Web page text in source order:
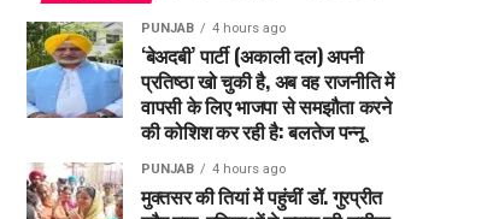
PUNJAB 4 hours ago
‘बेअदबी’ पार्टी (अकाली दल) अपनी
प्रतिष्ठा खो चुकी है, अब वह राजनीति में
वापसी के लिए भाजपा से समझौता करने
की कोशिश कर रही है: बलतेज पन्नू
PUNJAB 4 hours ago
मुक्तसर की तियां में पहुंचीं डॉ. गुरप्रीत